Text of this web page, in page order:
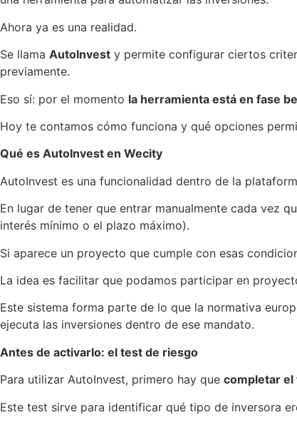
Ahora ya es una realidad.
Se llama AutoInvest y permite configurar ciertos
previamente.
Eso sí: por el momento la herramienta está en fase
Hoy te contamos cómo funciona y qué opciones
Qué es AutoInvest en Wecity
AutoInvest es una funcionalidad dentro de la
En lugar de tener que entrar manualmente cada vez
interés mínimo o el plazo máximo).
Si aparece un proyecto que cumple con esas
La idea es facilitar que podamos participar en
Este sistema forma parte de lo que la normativa
ejecuta las inversiones dentro de ese mandato.
Antes de activarlo: el test de riesgo
Para utilizar AutoInvest, primero hay que completar el
Este test sirve para identificar qué tipo de inversora